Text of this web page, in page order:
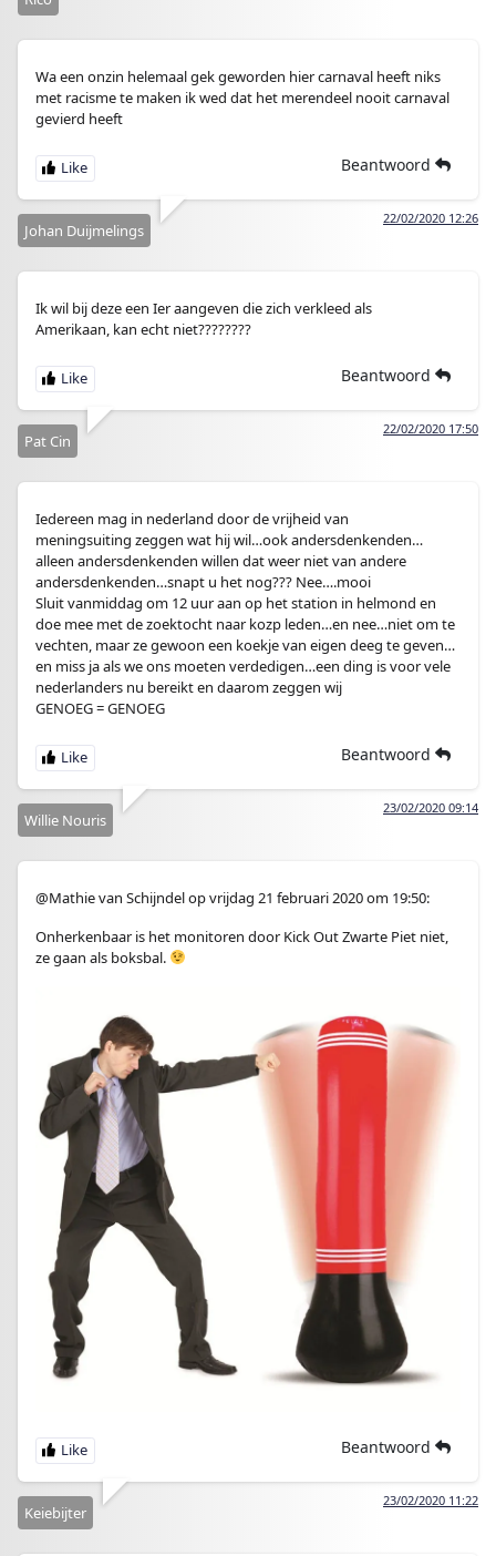
Wa een onzin helemaal gek geworden hier carnaval heeft niks
met racisme te maken ik wed dat het merendeel nooit carnaval
gevierd heeft
Beantwoord
22/02/2020 12:26
Johan Duijmelings
Ik wil bij deze een Ier aangeven die zich verkleed als
Amerikaan, kan echt niet????????
Beantwoord
22/02/2020 17:50
Pat Cin
Iedereen mag in nederland door de vrijheid van
meningsuiting zeggen wat hij wil…ook andersdenkenden…
alleen andersdenkenden willen dat weer niet van andere
andersdenkenden…snapt u het nog??? Nee….mooi
Sluit vanmiddag om 12 uur aan op het station in helmond en
doe mee met de zoektocht naar kozp leden…en nee…niet om te
vechten, maar ze gewoon een koekje van eigen deeg te geven…
en miss ja als we ons moeten verdedigen…een ding is voor vele
nederlanders nu bereikt en daarom zeggen wij
GENOEG = GENOEG
Beantwoord
23/02/2020 09:14
Willie Nouris
@Mathie van Schijndel op vrijdag 21 februari 2020 om 19:50:
Onherkenbaar is het monitoren door Kick Out Zwarte Piet niet,
ze gaan als boksbal.
Beantwoord
23/02/2020 11:22
Keiebijter